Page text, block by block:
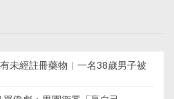
未經註冊藥物︱一名38歲男子被